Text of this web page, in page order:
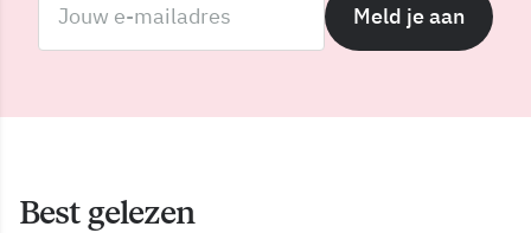
Meld je aan
Best gelezen